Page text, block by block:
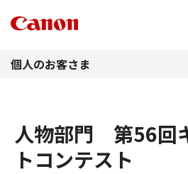
個人のお客さま
人物部門 第56回
トコンテスト